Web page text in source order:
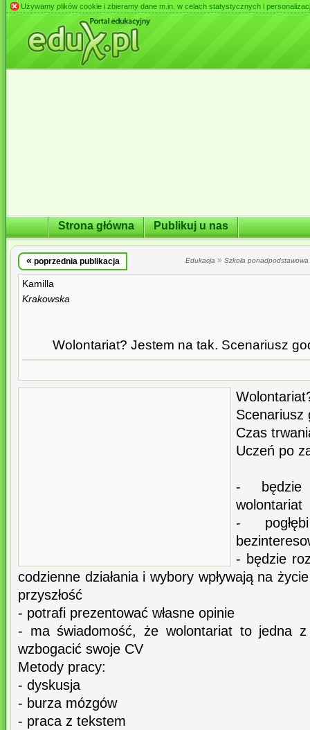
Używamy plików cookie i zbieramy dane m.in. w celach statystycznych i
Strona główna Publikuj u nas
« poprzednia publikacja Edukacja » Szkoła ponadpodstawowa
Kamilla
Krakowska
Wolontariat? Jestem na tak. Scenariusz
Scenariusz
Czas
Uczeń po
- będzie
wolontariat
-
- będzie
codzienne działania i wybory wpływają na
przyszłość
- potrafi prezentować własne opinie
- ma świadomość, że wolontariat to jedna
wzbogacić swoje CV
Metody pracy:
- dyskusja
- burza mózgów
- praca z tekstem